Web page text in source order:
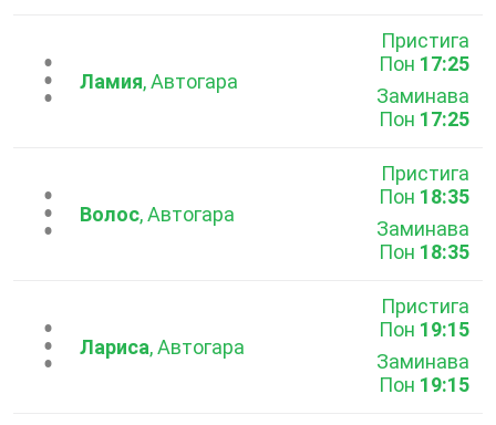
...Ламия, Автогара
Пристига
Пон 17:25
Заминава
Пон 17:25
...Волос, Автогара
Пристига
Пон 18:35
Заминава
Пон 18:35
...Лариса, Автогара
Пристига
Пон 19:15
Заминава
Пон 19:15